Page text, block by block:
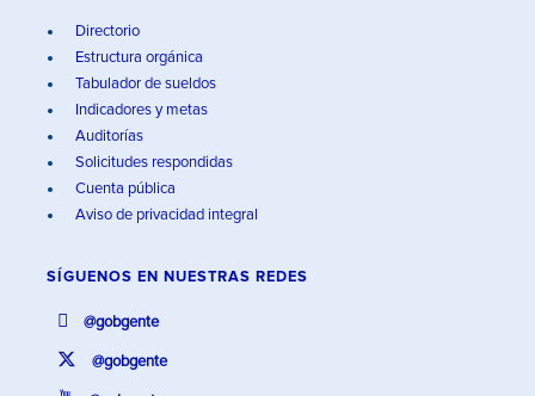
Directorio
Estructura orgánica
Tabulador de sueldos
Indicadores y metas
Auditorías
Solicitudes respondidas
Cuenta pública
Aviso de privacidad integral
SÍGUENOS EN NUESTRAS REDES
@gobgente
@gobgente